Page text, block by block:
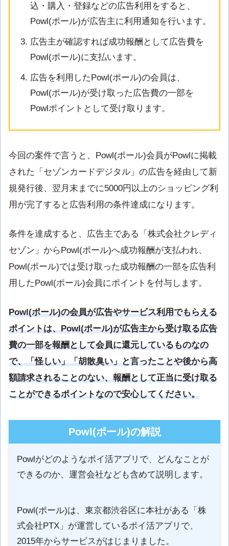
込・購入・登録などの広告利用をすると、
Powl(ポール)が広告主に利用通知を行います。
広告主が確認すれば成功報酬として広告費を
Powl(ポール)に支払います。
広告を利用したPowl(ポール)の会員は、
Powl(ポール)が受け取った広告費の一部を
Powlポイントとして受け取ります。
今回の案件で言うと、Powl(ポール)会員がPowlに掲載
された「セゾンカードデジタル」の広告を経由して新
規発行後、翌月末までに5000円以上のショッピング利
用が完了すると広告利用の条件達成になります。
条件を達成すると、広告主である「株式会社クレディ
セゾン」からPowl(ポール)へ成功報酬が支払われ、
Powl(ポール)では受け取った成功報酬の一部を広告利
用したPowl(ポール)会員にポイントを付与します。
Powl(ポール)の会員が広告やサービス利用でもらえる
ポイントは、Powl(ポール)が広告主から受け取る広告
費の一部を報酬として会員に還元しているものなの
で、「怪しい」「胡散臭い」と言ったことや後から高
額請求されることのない、報酬として正当に受け取る
ことができるポイントなので安心してください。
Powl(ポール)の解説
Powlがどのようなポイ活アプリで、どんなことが
できるのか、運営会社なども含めて説明します。
Powl(ポール)は、東京都渋谷区に本社がある「株
式会社PTX」が運営しているポイ活アプリで、
2015年からサービスがはじまりました。